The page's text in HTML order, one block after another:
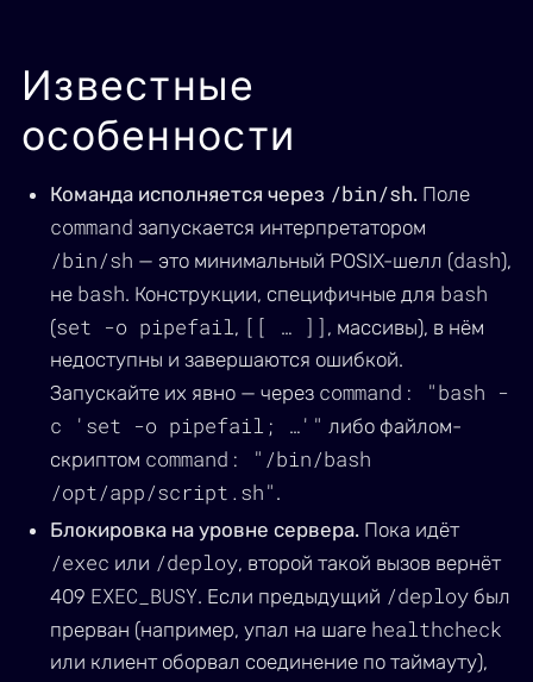
Известные
особенности
Команда исполняется через /bin/sh. Поле
command запускается интерпретатором
/bin/sh — это минимальный POSIX-шелл (dash),
не bash. Конструкции, специфичные для bash
(set -o pipefail, [[ … ]] , массивы), в нём
недоступны и завершаются ошибкой.
Запускайте их явно — через command: "bash -
c 'set -o pipefail; …'" либо файлом-
скриптом command: "/bin/bash
/opt/app/script.sh" .
Блокировка на уровне сервера. Пока идёт
/exec или /deploy, второй такой вызов вернёт
409 EXEC_BUSY. Если предыдущий /deploy был
прерван (например, упал на шаге healthcheck
или клиент оборвал соединение по таймауту),